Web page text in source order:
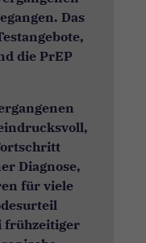
Das
die PrEP
Diagnose,
für viele
frühzeitiger